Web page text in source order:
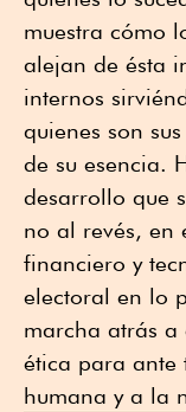
muestra cómo
alejan de ésta
internos
quienes son
de su esencia.
desarrollo que
no al revés, en
financiero y
electoral en lo
marcha atrás a
ética para
humana y a la